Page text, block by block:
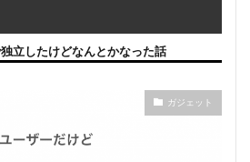
立したけどなんとかなった話
ガジェット